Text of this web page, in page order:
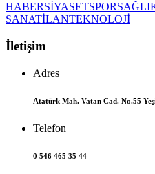
HABERSİYASETSPOR
SANATİLANTEKNOLOJİ
İletişim
Adres
Atatürk Mah. Vatan Cad. No.55
Telefon
0 546 465 35 44